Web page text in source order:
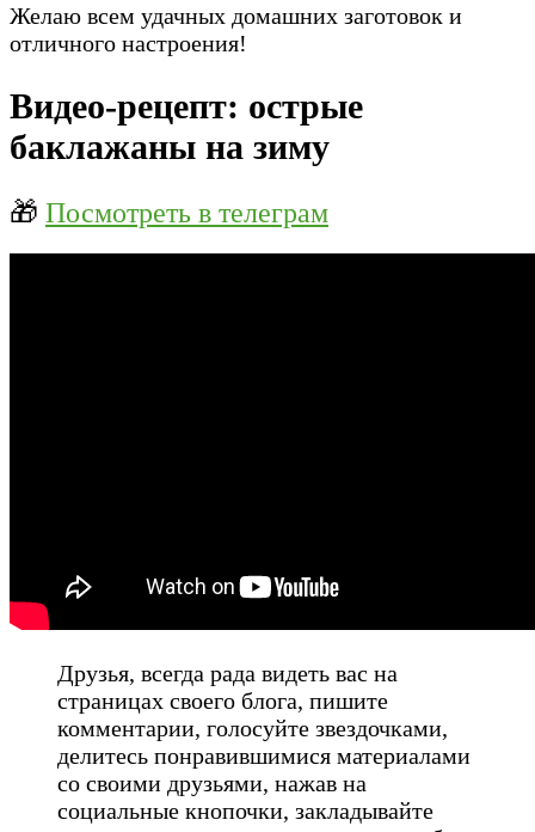
Желаю всем удачных домашних заготовок и
отличного настроения!
Видео-рецепт: острые
баклажаны на зиму
🎁 Посмотреть в телеграм
Друзья, всегда рада видеть вас на
страницах своего блога, пишите
комментарии, голосуйте звездочками,
делитесь понравившимися материалами
со своими друзьями, нажав на
социальные кнопочки, закладывайте